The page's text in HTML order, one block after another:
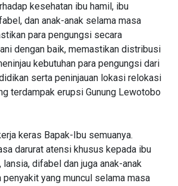
kesehatan ibu hamil, ibu
dan anak-anak selama masa
para pengungsi secara
dengan baik, memastikan distribusi
kebutuhan para pengungsi dari
serta peninjauan lokasi relokasi
terdampak erupsi Gunung Lewotobo
keras Bapak-Ibu semuanya.
darurat atensi khusus kepada ibu
lansia, difabel dan juga anak-anak
yang muncul selama masa